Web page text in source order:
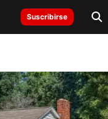
Suscribirse